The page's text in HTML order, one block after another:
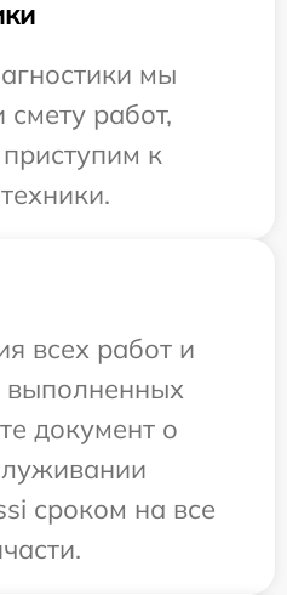
мы
работ,
к
всех работ и
выполненных
документ о
сроком на все